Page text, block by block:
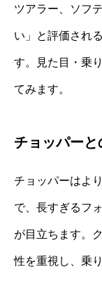
ツアラー、ソフ
い」と評価され
す。見た目・乗
てみます。
チョッパーと
チョッパーはよ
で、長すぎるフ
が目立ちます。
性を重視し、乗